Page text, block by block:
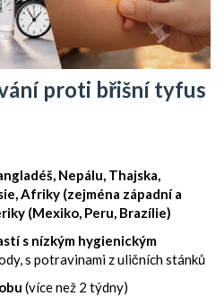
proti břišní tyfus
Nepálu, Thajska,
Afriky (zejména západní a
(Mexiko, Peru, Brazílie)
s nízkým hygienickým
s potravinami z uličních stánků
(více než 2 týdny)